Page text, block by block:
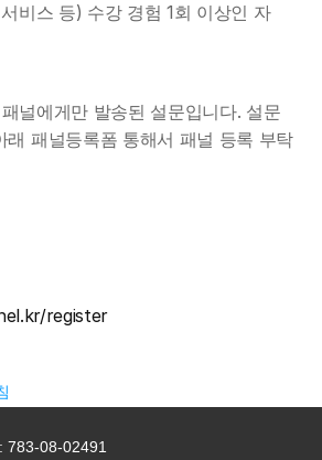
비스 등) 수강 경험 1회 이상인 자
널에게만 발송된 설문입니다. 설문
래 패널등록폼 통해서 패널 등록 부탁
register
783-08-02491